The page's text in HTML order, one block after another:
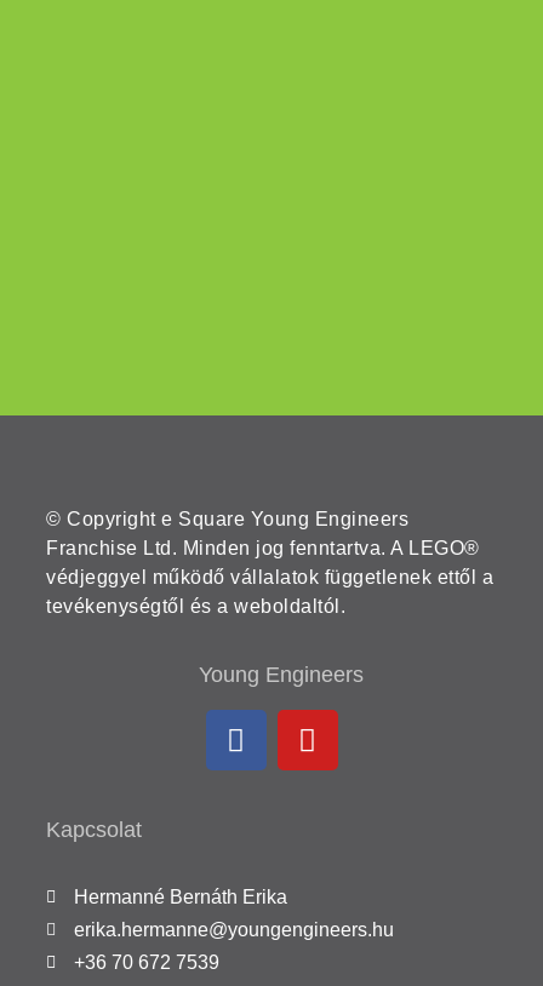
© Copyright e Square Young Engineers
Franchise Ltd. Minden jog fenntartva. A LEGO®
védjeggyel működő vállalatok függetlenek ettől a
tevékenységtől és a weboldaltól.
Young Engineers
Kapcsolat
Hermanné Bernáth Erika
erika.hermanne@youngengineers.hu
+36 70 672 7539